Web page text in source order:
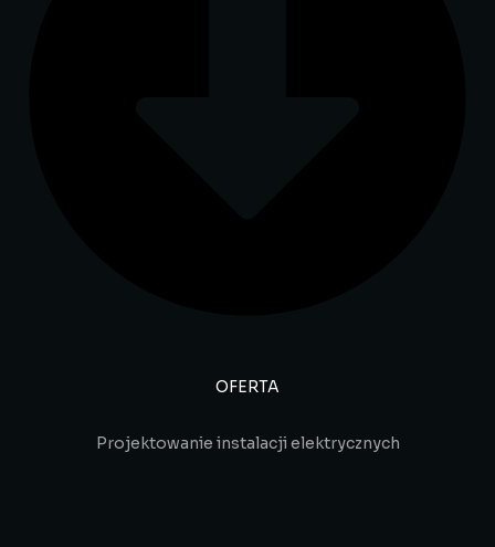
OFERTA
Projektowanie instalacji elektrycznych